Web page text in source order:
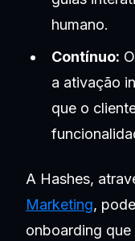
humano.
Contínuo:
a ativação
que o
A Hashes,
Marketing,
onboarding que